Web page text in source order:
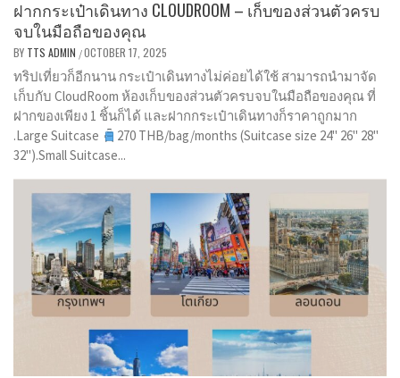
ฝากกระเป๋าเดินทาง CLOUDROOM – เก็บของส่วนตัวครบ
จบในมือถือของคุณ
BY TTS ADMIN /OCTOBER 17, 2025
ทริปเที่ยวก็อีกนาน กระเป๋าเดินทางไม่ค่อยได้ใช้ สามารถนำมาจัด
เก็บกับ CloudRoom ห้องเก็บของส่วนตัวครบจบในมือถือของคุณ ที่
ฝากของเพียง 1 ชิ้นก็ได้ และฝากกระเป๋าเดินทางก็ราคาถูกมาก
.Large Suitcase
270 THB/bag/months (Suitcase size 24" 26" 28"
32").Small Suitcase...